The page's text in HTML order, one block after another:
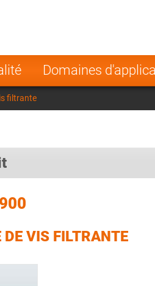
Domaines
Norway
Greece
filtrante
DE VIS FILTRANTE